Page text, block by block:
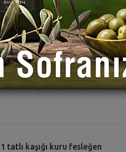
VER TARİFİ PAYLAŞ
1 tatlı kaşığı kuru fesleğen